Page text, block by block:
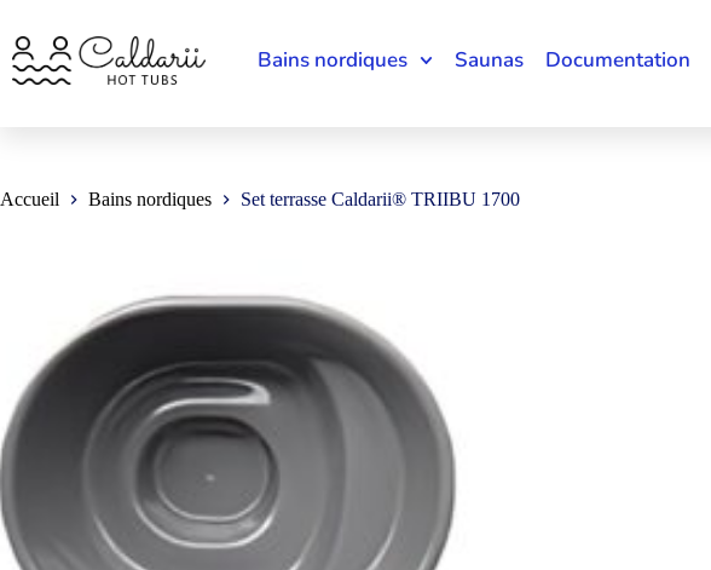
Bains nordiques Saunas Documentation
Accueil Bains nordiques Set terrasse Caldarii® TRIIBU 1700